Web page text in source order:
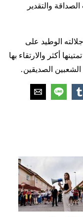
والتقدير
الوطيد على
أكثر والارتقاء بها
الصديقين.